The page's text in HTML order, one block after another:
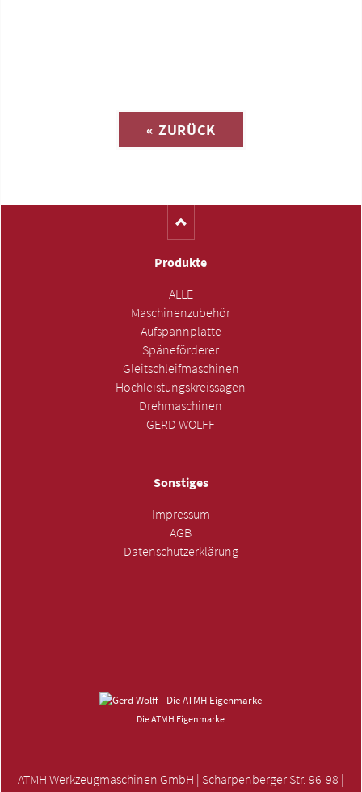
« ZURÜCK
Produkte
ALLE
Maschinenzubehör
Aufspannplatte
Späneförderer
Gleitschleifmaschinen
Hochleistungskreissägen
Drehmaschinen
GERD WOLFF
Sonstiges
Impressum
AGB
Datenschutzerklärung
Die ATMH Eigenmarke
ATMH Werkzeugmaschinen GmbH | Scharpenberger Str. 96-98 |